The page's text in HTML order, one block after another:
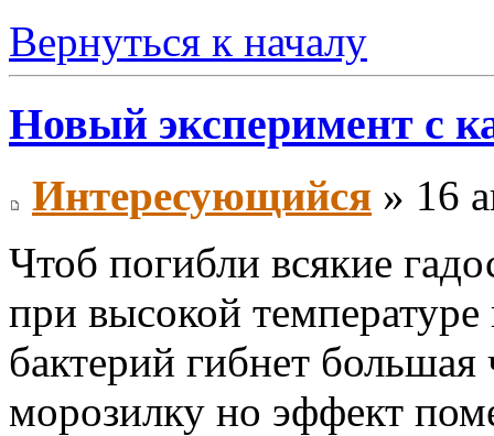
Вернуться к началу
Новый эксперимент с
Интересующийся » 16
Чтоб погибли всякие
при высокой
бактерий гибнет большая
морозилку но эффект